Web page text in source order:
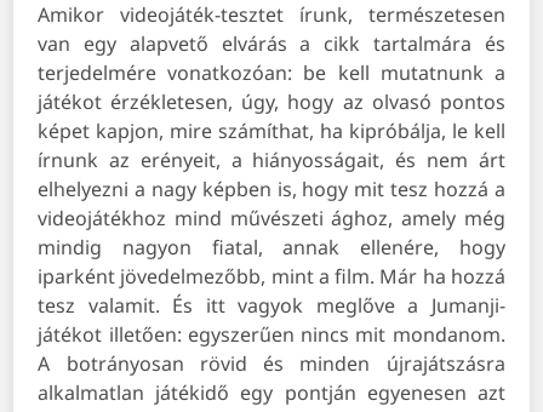
Amikor videojáték-tesztet írunk, természetesen
van egy alapvető elvárás a cikk tartalmára és
terjedelmére vonatkozóan: be kell mutatnunk a
játékot érzékletesen, úgy, hogy az olvasó pontos
képet kapjon, mire számíthat, ha kipróbálja, le kell
írnunk az erényeit, a hiányosságait, és nem árt
elhelyezni a nagy képben is, hogy mit tesz hozzá a
videojátékhoz mind művészeti ághoz, amely még
mindig nagyon fiatal, annak ellenére, hogy
iparként jövedelmezőbb, mint a film. Már ha hozzá
tesz valamit. És itt vagyok meglőve a Jumanji-
játékot illetően: egyszerűen nincs mit mondanom.
A botrányosan rövid és minden újrajátszásra
alkalmatlan játékidő egy pontján egyenesen azt